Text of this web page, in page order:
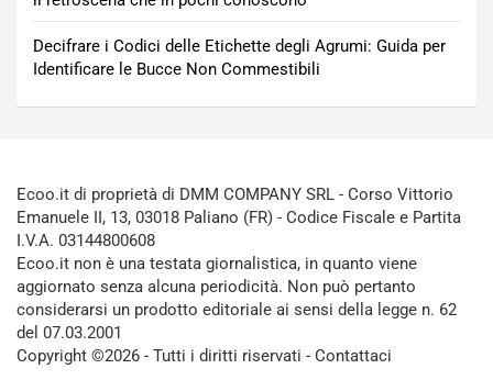
Decifrare i Codici delle Etichette degli Agrumi: Guida per
Identificare le Bucce Non Commestibili
Ecoo.it di proprietà di DMM COMPANY SRL - Corso Vittorio
Emanuele II, 13, 03018 Paliano (FR) - Codice Fiscale e Partita
I.V.A. 03144800608
Ecoo.it non è una testata giornalistica, in quanto viene
aggiornato senza alcuna periodicità. Non può pertanto
considerarsi un prodotto editoriale ai sensi della legge n. 62
del 07.03.2001
Copyright ©2026 - Tutti i diritti riservati - Contattaci